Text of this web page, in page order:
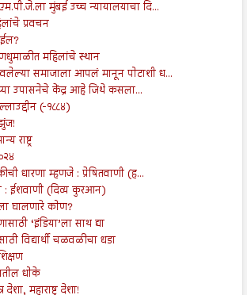
मुंबई उच्च न्यायालयाचा दि...
प्रवचन
महिलांचे स्थान
समाजाला आपलं मानून पोटाशी ध...
उपासनेचे केंद्र आहे जिथे कसला...
(-१८८४)
राष्ट्र
धारणा म्हणजे : प्रेषितवाणी (ह...
: ईशवाणी (दिव्य कुरआन)
घालणारे कोण?
‘इंडिया’ला साथ द्या
विद्यार्थी चळवळीचा धडा
धोके
महाराष्ट्र देशा!